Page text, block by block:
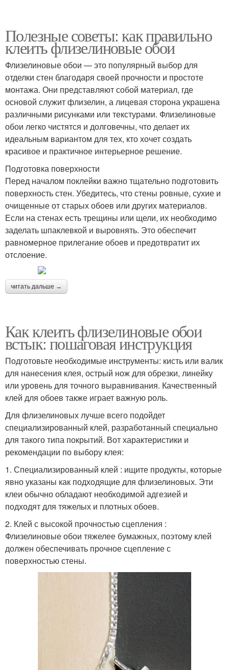
Полезные советы: как правильно
клеить флизелиновые обои
Флизелиновые обои — это популярный выбор для
отделки стен благодаря своей прочности и простоте
монтажа. Они представляют собой материал, где
основой служит флизелин, а лицевая сторона украшена
различными рисунками или текстурами. Флизелиновые
обои легко чистятся и долговечны, что делает их
идеальным вариантом для тех, кто хочет создать
красивое и практичное интерьерное решение.
Подготовка поверхности
Перед началом поклейки важно тщательно подготовить
поверхность стен. Убедитесь, что стены ровные, сухие и
очищенные от старых обоев или других материалов.
Если на стенах есть трещины или щели, их необходимо
заделать шпаклевкой и выровнять. Это обеспечит
равномерное прилегание обоев и предотвратит их
отслоение.
читать дальше →
Как клеить флизелиновые обои
встык: пошаговая инструкция
Подготовьте необходимые инструменты: кисть или валик
для нанесения клея, острый нож для обрезки, линейку
или уровень для точного выравнивания. Качественный
клей для обоев также играет важную роль.
Для флизелиновых лучше всего подойдет
специализированный клей, разработанный специально
для такого типа покрытий. Вот характеристики и
рекомендации по выбору клея:
1. Специализированный клей : ищите продукты, которые
явно указаны как подходящие для флизелиновых. Эти
клеи обычно обладают необходимой адгезией и
подходят для тяжелых и плотных обоев.
2. Клей с высокой прочностью сцепления :
Флизелиновые обои тяжелее бумажных, поэтому клей
должен обеспечивать прочное сцепление с
поверхностью стены.